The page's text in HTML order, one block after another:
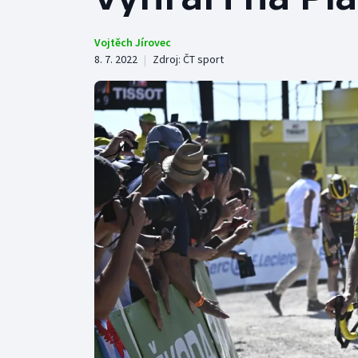
Curling
Florbal
Futsal
Golf
Gymnastika
Vojtěch Jírovec
8. 7. 2022 | Zdroj: ČT sport